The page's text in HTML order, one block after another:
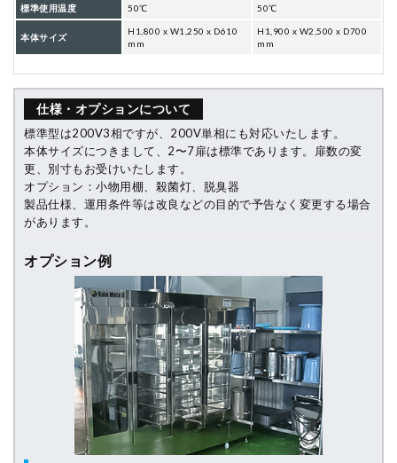
標準使用温度 50℃ 50℃
本体サイズ
H1,800 x W1,250 x D610
mm
H1,900 x W2,500 x D700
mm
仕様・オプションについて
標準型は200V3相ですが、200V単相にも対応いたします。
本体サイズにつきまして、2〜7扉は標準であります。扉数の変
更、別寸もお受けいたします。
オプション：小物用棚、殺菌灯、脱臭器
製品仕様、運用条件等は改良などの目的で予告なく変更する場合
があります。
オプション例